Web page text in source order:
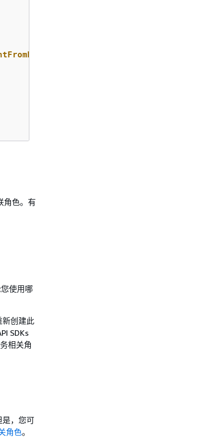
角色。有
使用哪
新创建此
SDKs
相关角
是，您可
角色。